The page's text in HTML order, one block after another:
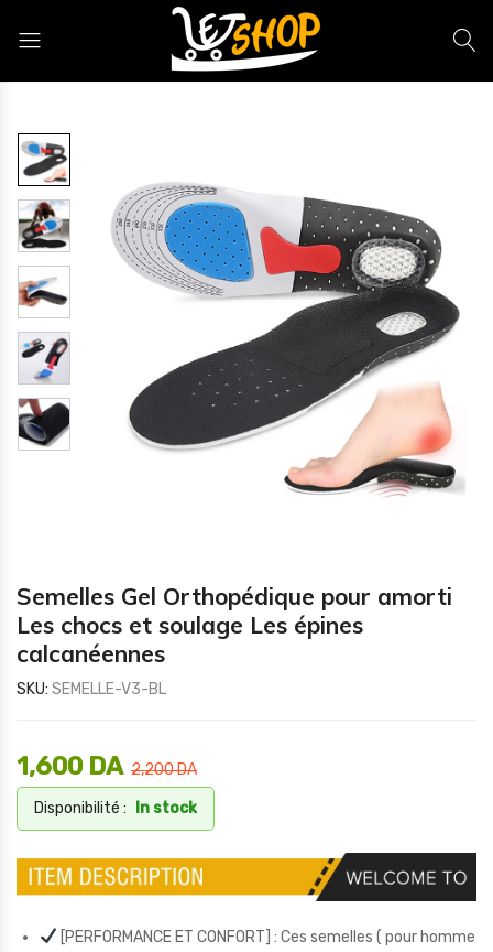
Semelles Gel Orthopédique pour amorti
Les chocs et soulage Les épines
calcanéennes
SKU: SEMELLE-V3-BL
2,200DA
1,600 DA
Disponibilité : In stock
[PERFORMANCE ET CONFORT] : Ces semelles ( pour homme